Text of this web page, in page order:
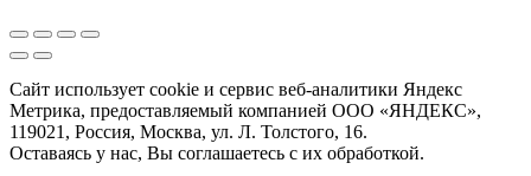
Сайт использует cookie и сервис веб-аналитики Яндекс
Метрика, предоставляемый компанией ООО «ЯНДЕКС»,
119021, Россия, Москва, ул. Л. Толстого, 16.
Оставаясь у нас, Вы соглашаетесь с их обработкой.